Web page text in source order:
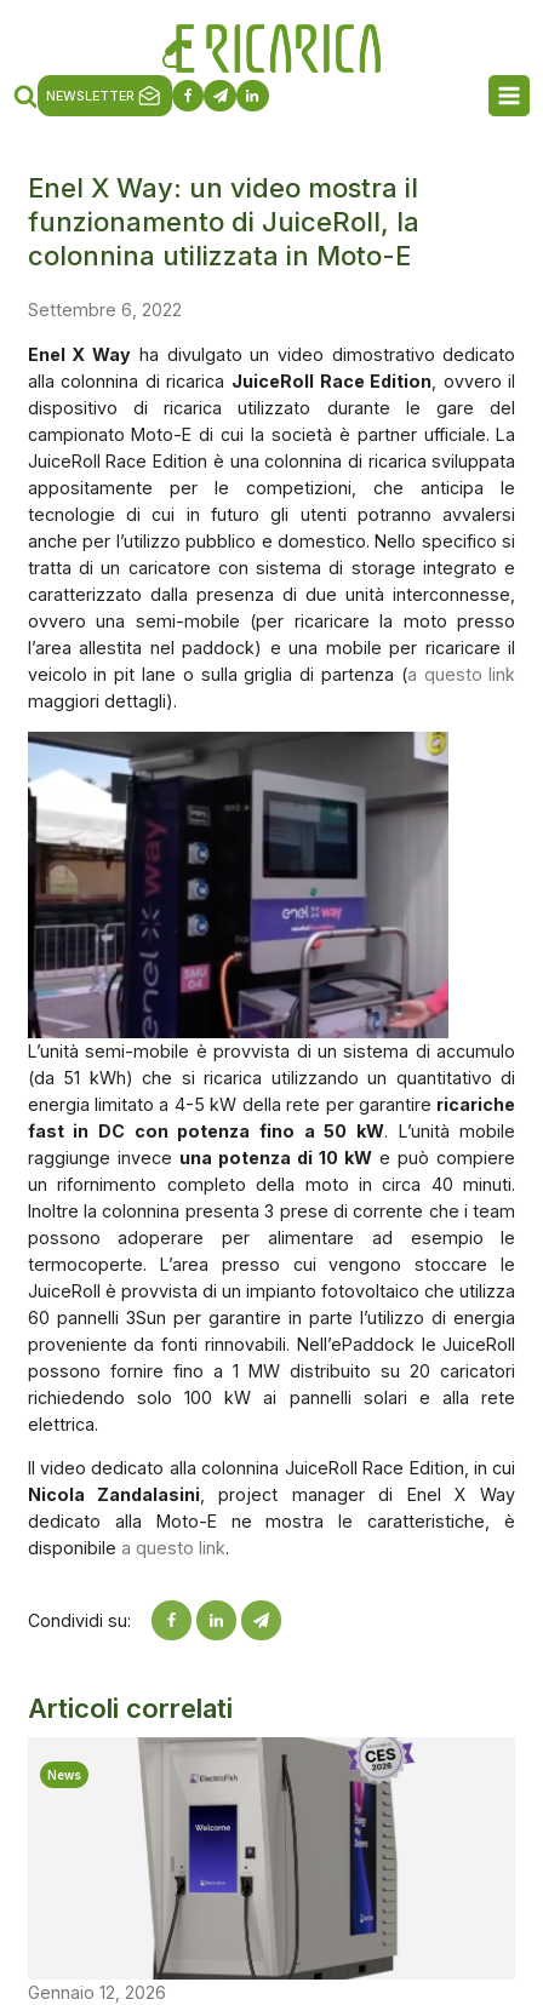
NEWSLETTER
Enel X Way: un video mostra il
funzionamento di JuiceRoll, la
colonnina utilizzata in Moto-E
Settembre 6, 2022
Enel X Way ha divulgato un video dimostrativo dedicato
alla colonnina di ricarica JuiceRoll Race Edition , ovvero il
dispositivo di ricarica utilizzato durante le gare del
campionato Moto-E di cui la società è partner ufficiale. La
JuiceRoll Race Edition è una colonnina di ricarica sviluppata
appositamente per le competizioni, che anticipa le
tecnologie di cui in futuro gli utenti potranno avvalersi
anche per l’utilizzo pubblico e domestico. Nello specifico si
tratta di un caricatore con sistema di storage integrato e
caratterizzato dalla presenza di due unità interconnesse,
ovvero una semi-mobile (per ricaricare la moto presso
l’area allestita nel paddock) e una mobile per ricaricare il
veicolo in pit lane o sulla griglia di partenza (a questo link
maggiori dettagli).
L’unità semi-mobile è provvista di un sistema di accumulo
(da 51 kWh) che si ricarica utilizzando un quantitativo di
energia limitato a 4-5 kW della rete per garantire ricariche
fast in DC con potenza fino a 50 kW. L’unità mobile
raggiunge invece una potenza di 10 kW e può compiere
un rifornimento completo della moto in circa 40 minuti.
Inoltre la colonnina presenta 3 prese di corrente che i team
possono adoperare per alimentare ad esempio le
termocoperte. L’area presso cui vengono stoccare le
JuiceRoll è provvista di un impianto fotovoltaico che utilizza
60 pannelli 3Sun per garantire in parte l’utilizzo di energia
proveniente da fonti rinnovabili. Nell’ePaddock le JuiceRoll
possono fornire fino a 1 MW distribuito su 20 caricatori
richiedendo solo 100 kW ai pannelli solari e alla rete
elettrica.
Il video dedicato alla colonnina JuiceRoll Race Edition, in cui
Nicola Zandalasini, project manager di Enel X Way
dedicato alla Moto-E ne mostra le caratteristiche, è
disponibile a questo link.
Condividi su:
Articoli correlati
News
Gennaio 12, 2026